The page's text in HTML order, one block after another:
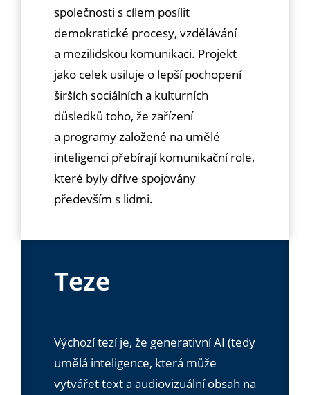
společnosti s cílem posílit
demokratické procesy, vzdělávání
a mezilidskou komunikaci. Projekt
jako celek usiluje o lepší pochopení
širších sociálních a kulturních
důsledků toho, že zařízení
a programy založené na umělé
inteligenci přebírají komunikační role,
které byly dříve spojovány
především s lidmi.
Teze
Výchozí tezí je, že generativní AI (tedy
umělá inteligence, která může
vytvářet text a audiovizuální obsah na